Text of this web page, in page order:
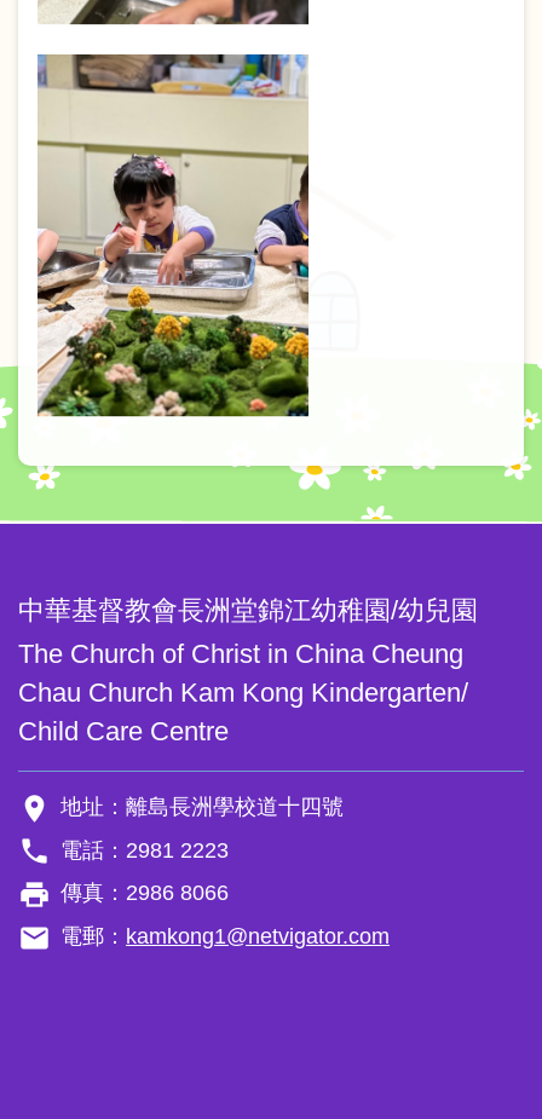
中華基督教會長洲堂錦江幼稚園/幼兒園
The Church of Christ in China Cheung
Chau Church Kam Kong Kindergarten/
Child Care Centre
room 地址：離島長洲學校道十四號
phone 電話：2981 2223
local_printshop 傳真：2986 8066
email 電郵： kamkong1@netvigator.com